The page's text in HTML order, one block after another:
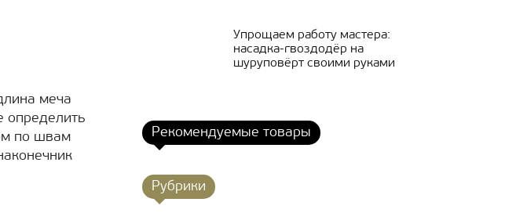
меча
определить
по швам
Упрощаем работу мастера:
насадка-гвоздодёр на
шуруповёрт своими руками
Рекомендуемые товары
Рубрики